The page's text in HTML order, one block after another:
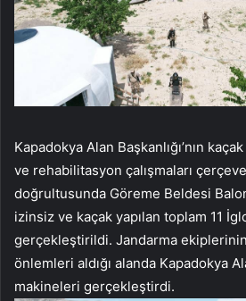
Kapadokya Alan Başkanlığı’nın
ve rehabilitasyon çalışmaları
doğrultusunda Göreme Beldesi
izinsiz ve kaçak yapılan toplam 11
gerçekleştirildi. Jandarma
önlemleri aldığı alanda Kapadokya
makineleri gerçekleştirdi.